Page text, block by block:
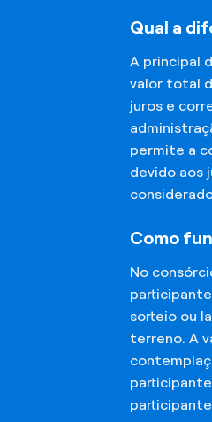
Qual a
A principal
valor total
juros e
permite a
devido aos
Como
No
sorteio ou
terreno. A